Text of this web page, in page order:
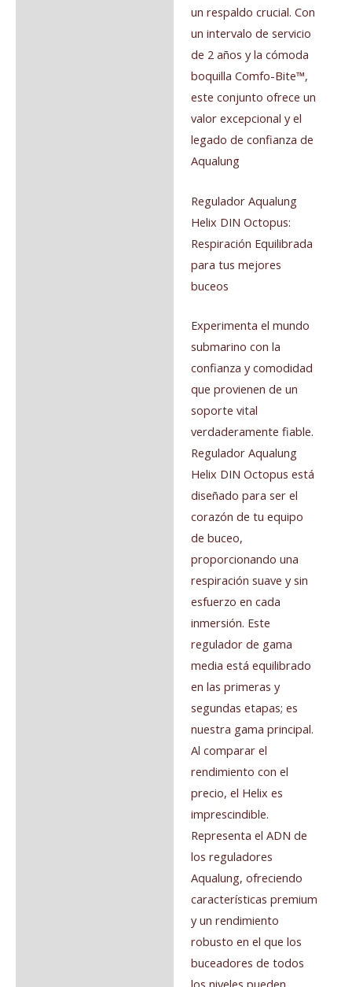
un respaldo crucial. Con
un intervalo de servicio
de 2 años y la cómoda
boquilla Comfo-Bite™,
este conjunto ofrece un
valor excepcional y el
legado de confianza de
Aqualung
Regulador Aqualung
Helix DIN Octopus:
Respiración Equilibrada
para tus mejores
buceos
Experimenta el mundo
submarino con la
confianza y comodidad
que provienen de un
soporte vital
verdaderamente fiable.
Regulador Aqualung
Helix DIN Octopus está
diseñado para ser el
corazón de tu equipo
de buceo,
proporcionando una
respiración suave y sin
esfuerzo en cada
inmersión. Este
regulador de gama
media está equilibrado
en las primeras y
segundas etapas; es
nuestra gama principal.
Al comparar el
rendimiento con el
precio, el Helix es
imprescindible.
Representa el ADN de
los reguladores
Aqualung, ofreciendo
características premium
y un rendimiento
robusto en el que los
buceadores de todos
los niveles pueden